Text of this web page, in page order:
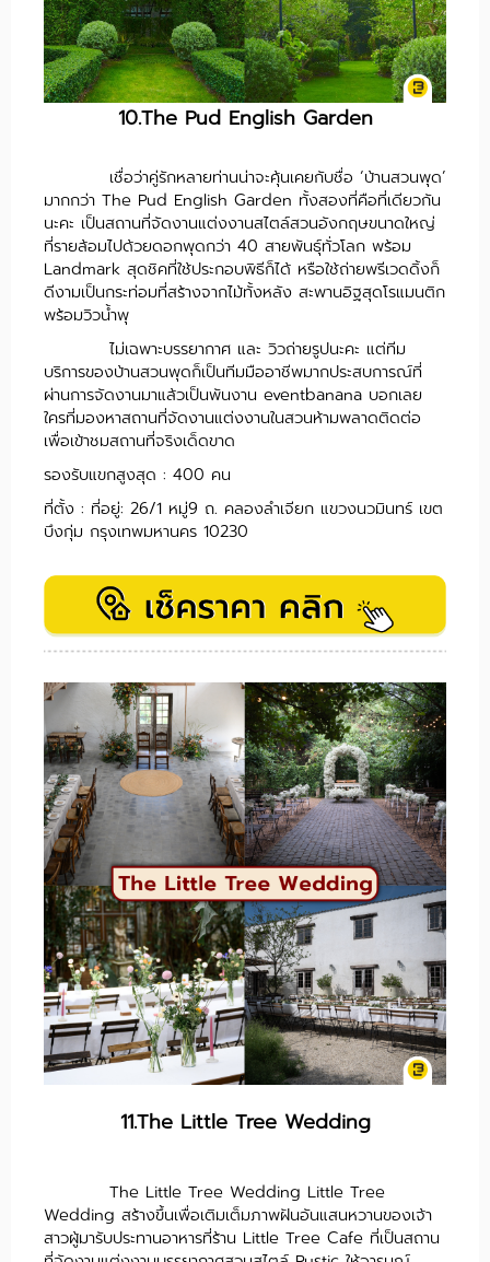
10.The Pud English Garden
เชื่อว่าคู่รักหลายท่านน่าจะคุ้นเคยกับชื่อ ‘บ้านสวนพุด’
มากกว่า The Pud English Garden ทั้งสองที่คือที่เดียวกัน
นะคะ เป็นสถานที่จัดงานแต่งงานสไตล์สวนอังกฤษขนาดใหญ่
ที่รายล้อมไปด้วยดอกพุดกว่า 40 สายพันธุ์ทั่วโลก พร้อม
Landmark สุดชิคที่ใช้ประกอบพิธีก็ได้ หรือใช้ถ่ายพรีเวดดิ้งก็
ดีงามเป็นกระท่อมที่สร้างจากไม้ทั้งหลัง สะพานอิฐสุดโรแมนติก
พร้อมวิวน้ำพุ
ไม่เฉพาะบรรยากาศ และ วิวถ่ายรูปนะคะ แต่ทีม
บริการของบ้านสวนพุดก็เป็นทีมมืออาชีพมากประสบการณ์ที่
ผ่านการจัดงานมาแล้วเป็นพันงาน eventbanana บอกเลย
ใครที่มองหาสถานที่จัดงานแต่งงานในสวนห้ามพลาดติดต่อ
เพื่อเข้าชมสถานที่จริงเด็ดขาด
รองรับแขกสูงสุด : 400 คน
ที่ตั้ง : ที่อยู่: 26/1 หมู่9 ถ. คลองลำเจียก แขวงนวมินทร์ เขต
บึงกุ่ม กรุงเทพมหานคร 10230
11.The Little Tree Wedding
The Little Tree Wedding Little Tree
Wedding สร้างขึ้นเพื่อเติมเต็มภาพฝันอันแสนหวานของเจ้า
สาวผู้มารับประทานอาหารที่ร้าน Little Tree Cafe ที่เป็นสถาน